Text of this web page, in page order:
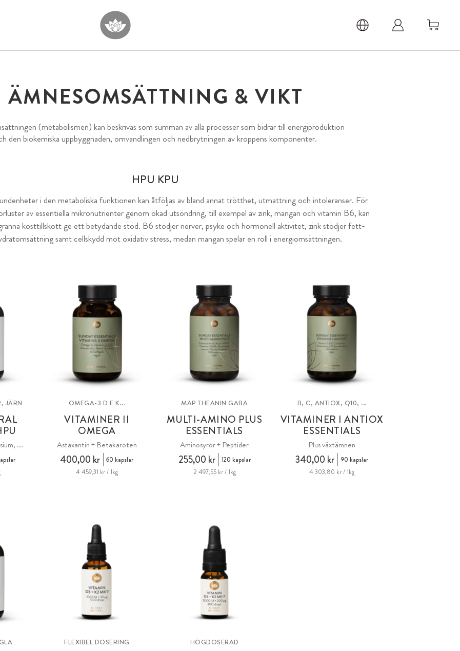
ÄMNESOMSÄTTNING & VIKT
(metabolismen) kan beskrivas som summan av alla processer som bidrar till energiproduktion
den biokemiska uppbyggnaden, omvandlingen och nedbrytningen av kroppens komponenter.
HPU KPU
i den metaboliska funktionen kan åtföljas av bland annat trötthet, utmattning och intoleranser. För
av essentiella mikronutrienter genom ökad utsöndring, till exempel av zink, mangan och vitamin B6, kan
kosttillskott ge ett betydande stöd. B6 stödjer nerver, psyke och hormonell aktivitet, zink stödjer fett-
samt cellskydd mot oxidativ stress, medan mangan spelar en roll i energiomsättningen.
JÄRN
...
OMEGA-3 D E K...
VITAMINER II
OMEGA
Astaxantin + Betakaroten
400,00 kr
60 kapslar
4 459,31 kr / 1kg
MAP THEANIN GABA
MULTI-AMINO PLUS
ESSENTIALS
Aminosyror + Peptider
255,00 kr
120 kapslar
2 497,55 kr / 1kg
B, C, ANTIOX, Q10, ...
VITAMINER I ANTIOX
ESSENTIALS
Plus växtämnen
340,00 kr
90 kapslar
4 303,80 kr / 1kg
FLEXIBEL DOSERING HÖGDOSERAD